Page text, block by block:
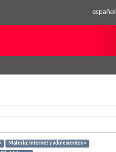
español
Materia: Internet y adolescentes ×